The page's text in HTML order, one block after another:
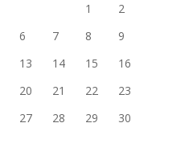
1
2
6 7 8
9
13 14 15
16
20 21 22
23
27 28 29
30